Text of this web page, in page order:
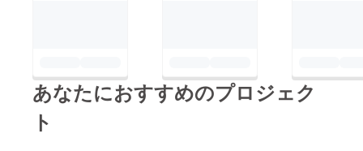
22:30 赤間コミュニ
ティ ----------------------
あなたにおすすめのプロジェク
ト